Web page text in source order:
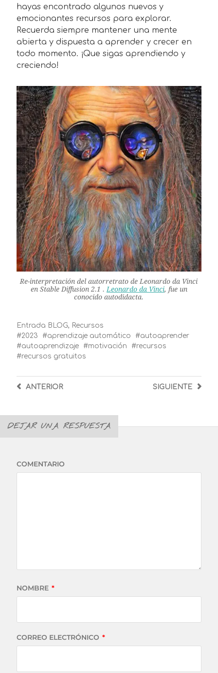
hayas encontrado algunos nuevos y
emocionantes recursos para explorar.
Recuerda siempre mantener una mente
abierta y dispuesta a aprender y crecer en
todo momento. ¡Que sigas aprendiendo y
creciendo!
Re-interpretación del autorretrato de Leonardo da Vinci
en Stable Diffusion 2.1 . Leonardo da Vinci, fue un
conocido autodidacta.
Entrada BLOG, Recursos
2023
aprendizaje automático
autoaprender
autoaprendizaje
motivación
recursos
recursos gratuitos
SIGUIENTE
ANTERIOR
DEJAR UNA RESPUESTA
COMENTARIO
NOMBRE *
CORREO ELECTRÓNICO *